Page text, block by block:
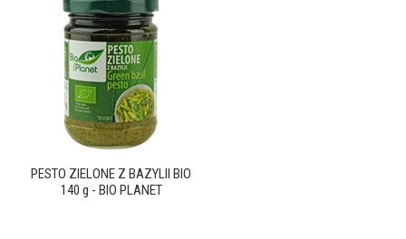
PESTO ZIELONE Z BAZYLII BIO
140 g - BIO PLANET